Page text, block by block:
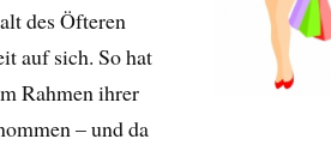
des Öfteren
auf sich. So hat
Rahmen ihrer
– und da